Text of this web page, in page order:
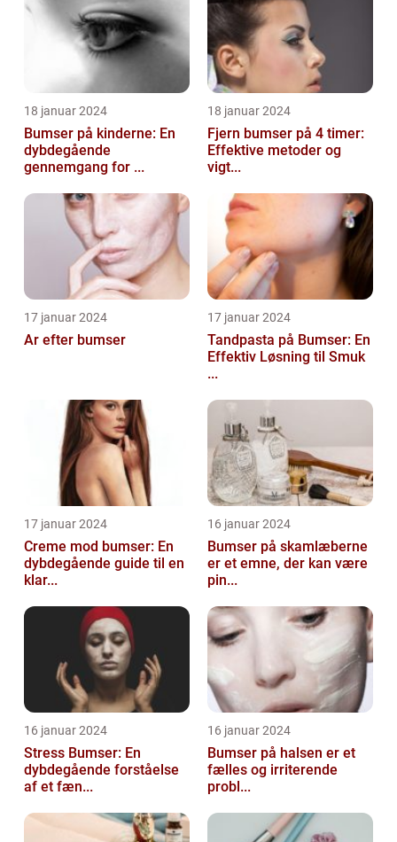
18 januar 2024
Bumser på kinderne: En
dybdegående
gennemgang for ...
18 januar 2024
Fjern bumser på 4 timer:
Effektive metoder og
vigt...
17 januar 2024
Ar efter bumser
17 januar 2024
Tandpasta på Bumser: En
Effektiv Løsning til Smuk
...
17 januar 2024
Creme mod bumser: En
dybdegående guide til en
klar...
16 januar 2024
Bumser på skamlæberne
er et emne, der kan være
pin...
16 januar 2024
Stress Bumser: En
dybdegående forståelse
af et fæn...
16 januar 2024
Bumser på halsen er et
fælles og irriterende
probl...